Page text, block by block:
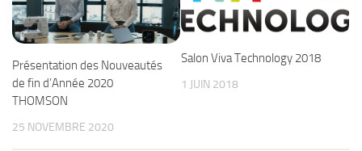
Présentation des Nouveautés
de fin d’Année 2020
THOMSON
25 NOVEMBRE 2020
Salon Viva Technology 2018
1 JUIN 2018